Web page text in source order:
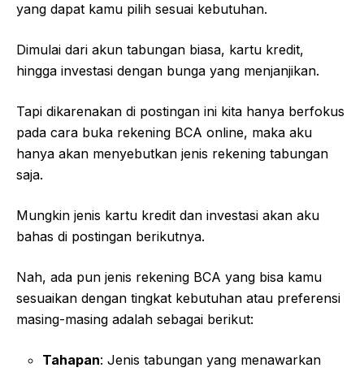
yang dapat kamu pilih sesuai kebutuhan.
Dimulai dari akun tabungan biasa, kartu kredit,
hingga investasi dengan bunga yang menjanjikan.
Tapi dikarenakan di postingan ini kita hanya berfokus
pada cara buka rekening BCA online, maka aku
hanya akan menyebutkan jenis rekening tabungan
saja.
Mungkin jenis kartu kredit dan investasi akan aku
bahas di postingan berikutnya.
Nah, ada pun jenis rekening BCA yang bisa kamu
sesuaikan dengan tingkat kebutuhan atau preferensi
masing-masing adalah sebagai berikut:
Tahapan: Jenis tabungan yang menawarkan